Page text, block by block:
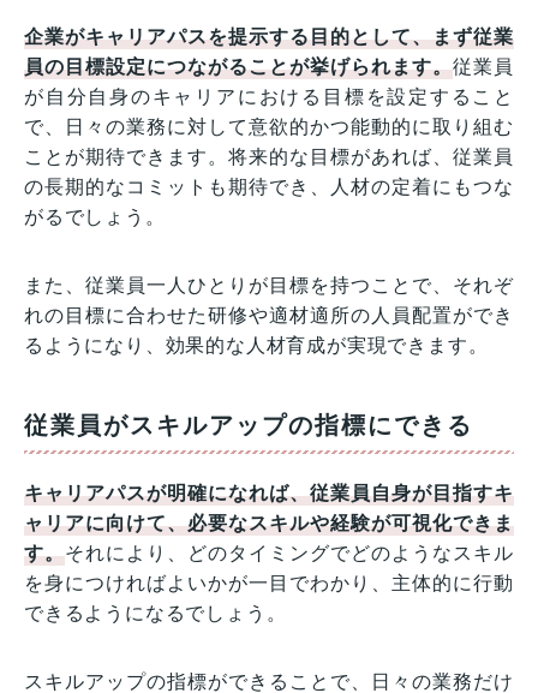
企業がキャリアパスを提示する目的として、まず従業
員の目標設定につながることが挙げられます。従業員
が自分自身のキャリアにおける目標を設定すること
で、日々の業務に対して意欲的かつ能動的に取り組む
ことが期待できます。将来的な目標があれば、従業員
の長期的なコミットも期待でき、人材の定着にもつな
がるでしょう。
また、従業員一人ひとりが目標を持つことで、それぞ
れの目標に合わせた研修や適材適所の人員配置ができ
るようになり、効果的な人材育成が実現できます。
従業員がスキルアップの指標にできる
キャリアパスが明確になれば、従業員自身が目指すキ
ャリアに向けて、必要なスキルや経験が可視化できま
す。それにより、どのタイミングでどのようなスキル
を身につければよいかが一目でわかり、主体的に行動
できるようになるでしょう。
スキルアップの指標ができることで、日々の業務だけ